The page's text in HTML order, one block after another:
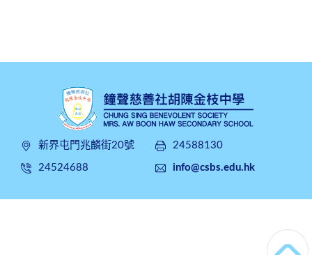
新界屯門兆麟街20號
24524688
24588130
info@csbs.edu.hk